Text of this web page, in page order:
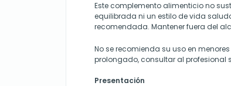
Este complemento alimenticio no
equilibrada ni un estilo de vida
recomendada. Mantener fuera del
No se recomienda su uso en
prolongado, consultar al profesional
Presentación